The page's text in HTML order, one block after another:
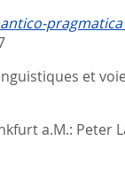
et
a.M.: Peter